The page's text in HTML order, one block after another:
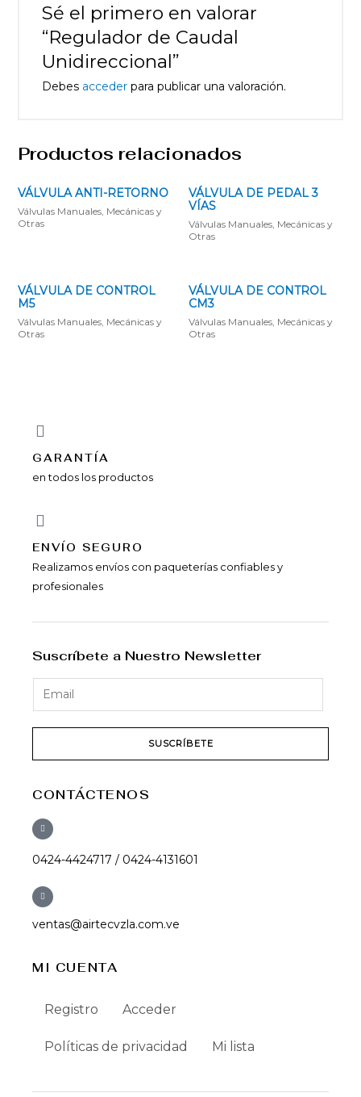
Sé el primero en valorar
“Regulador de Caudal
Unidireccional”
Debes accederpara publicar una valoración.
Productos relacionados
VÁLVULA ANTI-RETORNO
Válvulas Manuales, Mecánicas y
Otras
VÁLVULA DE PEDAL 3
VÍAS
Válvulas Manuales, Mecánicas y
Otras
VÁLVULA DE CONTROL
M5
Válvulas Manuales, Mecánicas y
Otras
VÁLVULA DE CONTROL
CM3
Válvulas Manuales, Mecánicas y
Otras
GARANTÍA
en todos los productos
ENVÍ­O SEGURO
Realizamos envíos con paqueterías confiables y
profesionales
Suscríbete a Nuestro Newsletter
SUSCRÍBETE
CONTÁCTENOS
0424-4424717 / 0424-4131601
ventas@airtecvzla.com.ve
MI CUENTA
Registro Acceder
Políticas de privacidad Mi lista